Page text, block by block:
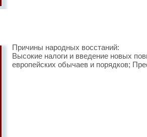
Причины народных восстаний:
Высокие налоги и введение новых
европейских обычаев и порядков;